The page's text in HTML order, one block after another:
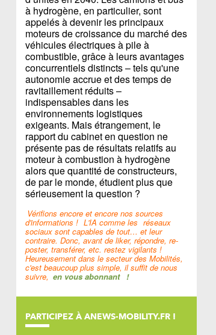
à hydrogène, en particulier, sont
appelés à devenir les principaux
moteurs de croissance du marché des
véhicules électriques à pile à
combustible, grâce à leurs avantages
concurrentiels distincts – tels qu'une
autonomie accrue et des temps de
ravitaillement réduits –
indispensables dans les
environnements logistiques
exigeants. Mais étrangement, le
rapport du cabinet en question ne
présente pas de résultats relatifs au
moteur à combustion à hydrogène
alors que quantité de constructeurs,
de par le monde, étudient plus que
sérieusement la question ?
Vérifions encore et encore nos sources
d'informations ! L'IA comme les réseaux
sociaux sont capables de tout… et leur
contraire. Donc, avant de liker, répondre, re-
poster, transférer, etc. restez vigilants !
Heureusement dans le secteur des Mobilités,
c'est beaucoup plus simple, il suffit de nous
suivre, en vous abonnant !
PARTICIPEZ À ANEWS-MOBILITY.FR !